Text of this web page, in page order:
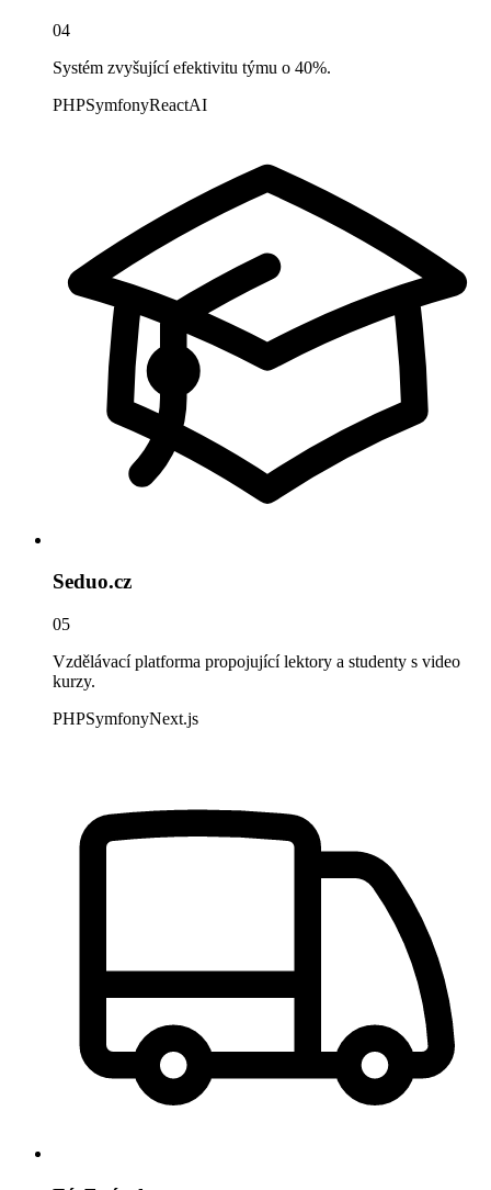
04
Systém zvyšující efektivitu týmu o 40%.
PHPSymfonyReactAI
Seduo.cz
05
Vzdělávací platforma propojující lektory a studenty s video
kurzy.
PHPSymfonyNext.js